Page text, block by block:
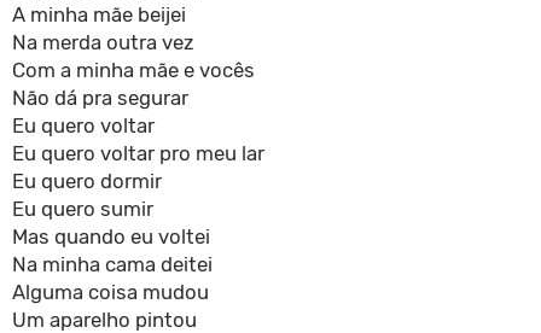
A minha mãe beijei
Na merda outra vez
Com a minha mãe e vocês
Não dá pra segurar
Eu quero voltar
Eu quero voltar pro meu lar
Eu quero dormir
Eu quero sumir
Mas quando eu voltei
Na minha cama deitei
Alguma coisa mudou
Um aparelho pintou